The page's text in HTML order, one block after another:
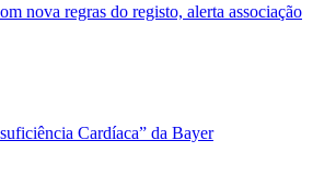
nova regras do registo, alerta associação
Cardíaca” da Bayer